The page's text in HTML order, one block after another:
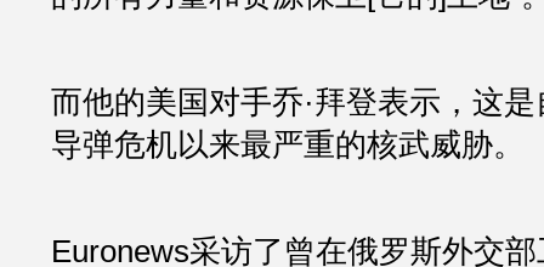
而他的美国对手乔·拜登表示，这
导弹危机以来最严重的核武威胁。
Euronews采访了曾在俄罗斯外交